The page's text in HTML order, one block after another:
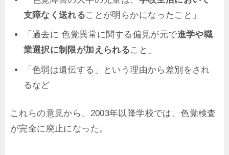
支障なく送れることが明らかになったこと」
「過去に 色覚異常に関する偏見が元で進学や職
業選択に制限が加えられること」
「色弱は遺伝する」という理由から差別をされ
るなど
これらの意見から、2003年以降学校では、色覚検査
が完全に廃止になった。